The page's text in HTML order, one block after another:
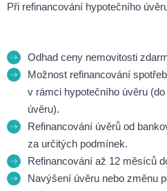
Při refinancování hypotečního
Odhad ceny nemovitosti
Možnost refinancování
v rámci hypotečního úvěru
úvěru).
Refinancování úvěrů od
za určitých podmínek.
Refinancování až 12 měsíců
Navýšení úvěru nebo změnu